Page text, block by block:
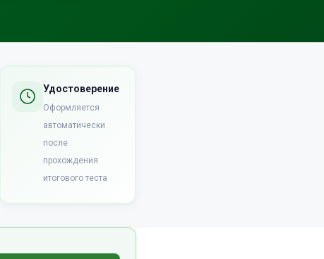
Удостоверение
Оформляется
автоматически
после
прохождения
итогового теста